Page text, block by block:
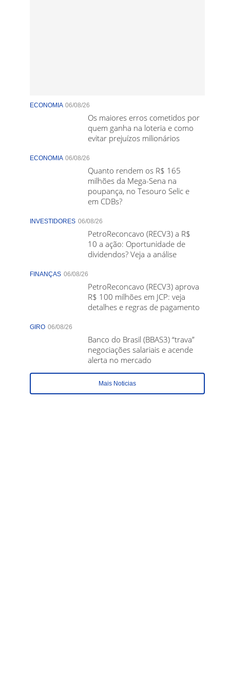
ECONOMIA 06/08/26
Os maiores erros cometidos por
quem ganha na loteria e como
evitar prejuízos milionários
ECONOMIA 06/08/26
Quanto rendem os R$ 165
milhões da Mega-Sena na
poupança, no Tesouro Selic e
em CDBs?
INVESTIDORES 06/08/26
PetroReconcavo (RECV3) a R$
10 a ação: Oportunidade de
dividendos? Veja a análise
FINANÇAS 06/08/26
PetroReconcavo (RECV3) aprova
R$ 100 milhões em JCP: veja
detalhes e regras de pagamento
GIRO 06/08/26
Banco do Brasil (BBAS3) “trava”
negociações salariais e acende
alerta no mercado
Mais Noticias